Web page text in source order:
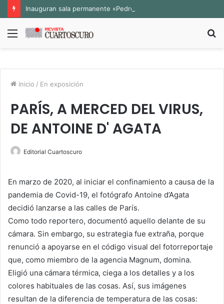
Menú
Inicio / En exposición
PARÍS, A MERCED DEL VIRUS,
DE ANTOINE D' AGATA
Editorial Cuartoscuro
En marzo de 2020, al iniciar el confinamiento a causa de la
pandemia de Covid-19, el fotógrafo Antoine d’Agata
decidió lanzarse a las calles de París.
Como todo reportero, documentó aquello delante de su
cámara. Sin embargo, su estrategia fue extraña, porque
renunció a apoyarse en el código visual del fotorreportaje
que, como miembro de la agencia Magnum, domina.
Eligió una cámara térmica, ciega a los detalles y a los
colores habituales de las cosas. Así, sus imágenes
resultan de la diferencia de temperatura de las cosas: